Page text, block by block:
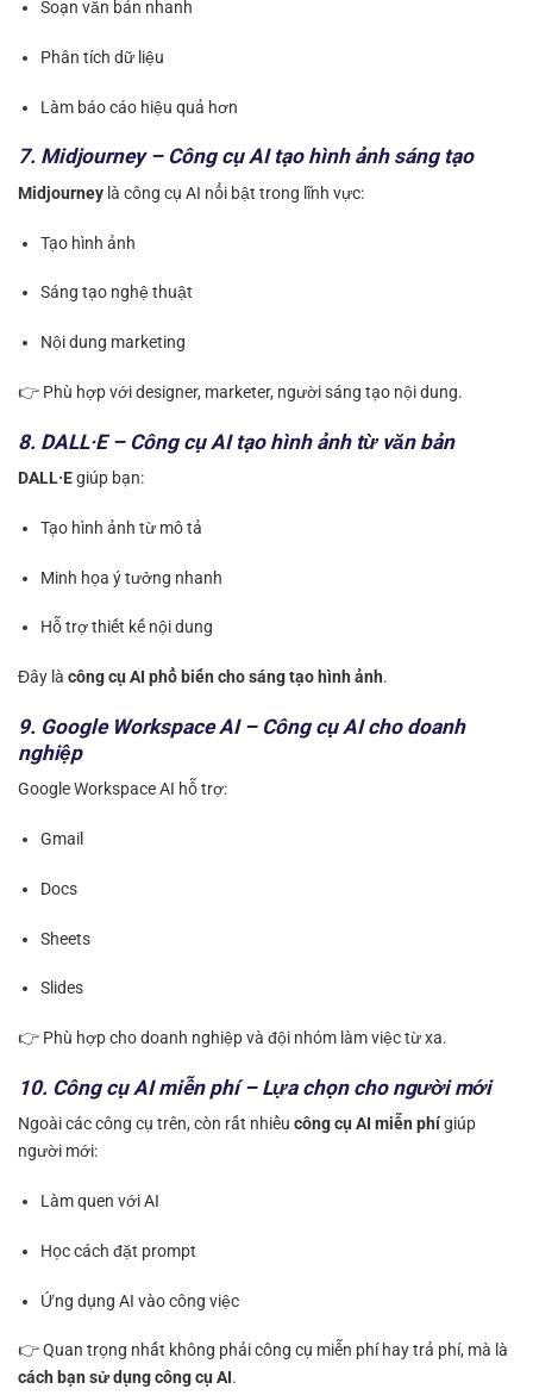
Soạn văn bản nhanh
Phân tích dữ liệu
Làm báo cáo hiệu quả hơn
7. Midjourney – Công cụ AI tạo hình ảnh sáng tạo
Midjourney là công cụ AI nổi bật trong lĩnh vực:
Tạo hình ảnh
Sáng tạo nghệ thuật
Nội dung marketing
👉 Phù hợp với designer, marketer, người sáng tạo nội dung.
8. DALL·E – Công cụ AI tạo hình ảnh từ văn bản
DALL·Egiúp bạn:
Tạo hình ảnh từ mô tả
Minh họa ý tưởng nhanh
Hỗ trợ thiết kế nội dung
Đây là công cụ AI phổ biến cho sáng tạo hình ảnh.
9. Google Workspace AI – Công cụ AI cho doanh
nghiệp
Google Workspace AI hỗ trợ:
Gmail
Docs
Sheets
Slides
👉 Phù hợp cho doanh nghiệp và đội nhóm làm việc từ xa.
10. Công cụ AI miễn phí – Lựa chọn cho người mới
Ngoài các công cụ trên, còn rất nhiều công cụ AI miễn phígiúp
người mới:
Làm quen với AI
Học cách đặt prompt
Ứng dụng AI vào công việc
👉 Quan trọng nhất không phải công cụ miễn phí hay trả phí, mà là
cách bạn sử dụng công cụ AI.